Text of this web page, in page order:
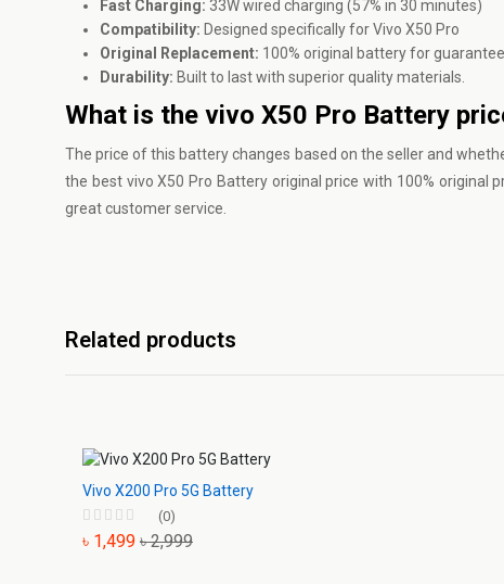
Fast Charging: 33W wired charging (57% in 30 minutes)
Compatibility: Designed specifically for Vivo X50 Pro
Original Replacement: 100% original battery for
Durability: Built to last with superior quality materials.
What is the vivo X50 Pro Battery
The price of this battery changes based on the seller and
the best vivo X50 Pro Battery original price with 100% original
great customer service.
Related products
Vivo X200 Pro 5G Battery
(0)
৳ 1,499 ৳ 2,999